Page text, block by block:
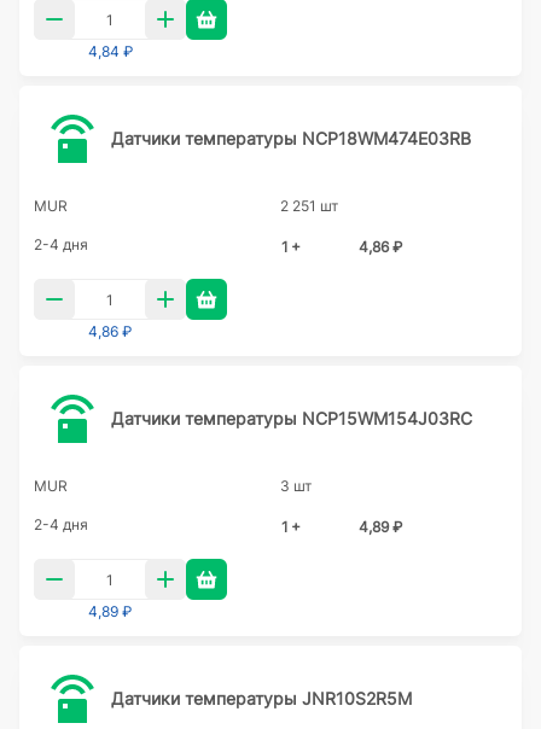
4,84 ₽
Датчики температуры NCP18WM474E03RB
MUR 2 251 шт
2-4 дня 1 + 4,86 ₽
4,86 ₽
Датчики температуры NCP15WM154J03RC
MUR 3 шт
2-4 дня 1 + 4,89 ₽
4,89 ₽
Датчики температуры JNR10S2R5M